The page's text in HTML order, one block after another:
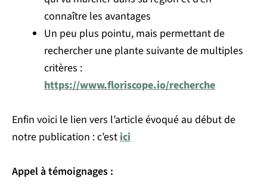
connaître les avantages
Un peu plus pointu, mais permettant de
rechercher une plante suivante de multiples
critères :
https://www.floriscope.io/recherche
Enfin voici le lien vers l’article évoqué au début de
notre publication : c’est ici
Appel à témoignages :